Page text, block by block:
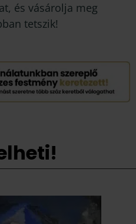
és vásárolja meg
tetszik!